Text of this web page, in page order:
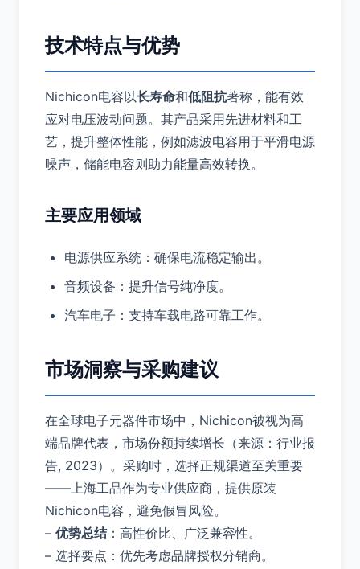
技术特点与优势
Nichicon电容以长寿命和低阻抗著称，能有效
应对电压波动问题。其产品采用先进材料和工
艺，提升整体性能，例如滤波电容用于平滑电源
噪声，储能电容则助力能量高效转换。
主要应用领域
电源供应系统：确保电流稳定输出。
音频设备：提升信号纯净度。
汽车电子：支持车载电路可靠工作。
市场洞察与采购建议
在全球电子元器件市场中，Nichicon被视为高
端品牌代表，市场份额持续增长（来源：行业报
告, 2023）。采购时，选择正规渠道至关重要
——上海工品作为专业供应商，提供原装
Nichicon电容，避免假冒风险。
– 优势总结：高性价比、广泛兼容性。
– 选择要点：优先考虑品牌授权分销商。